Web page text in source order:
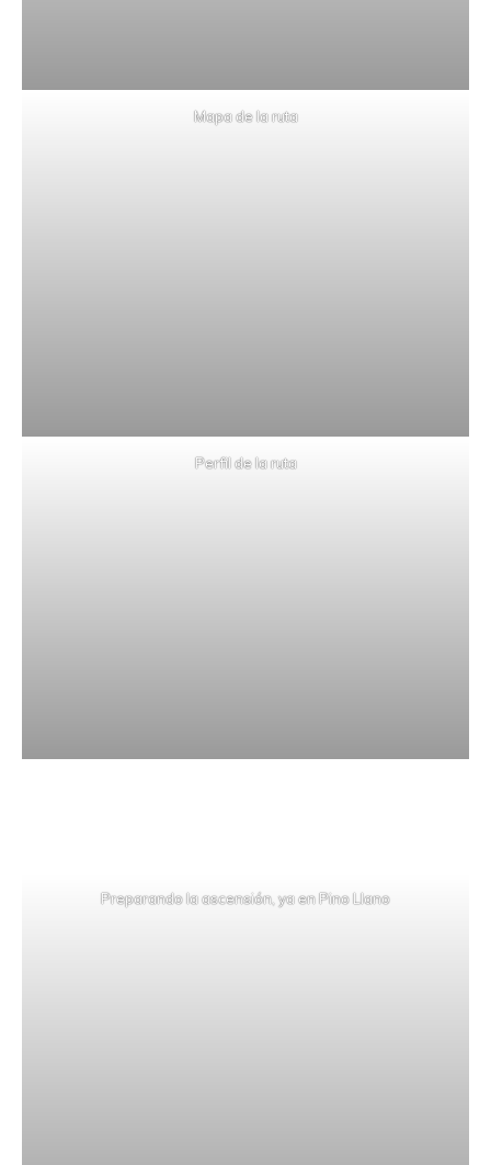
Mapa de la ruta
Perfil de la ruta
Preparando la ascensión, ya en Pino Llano